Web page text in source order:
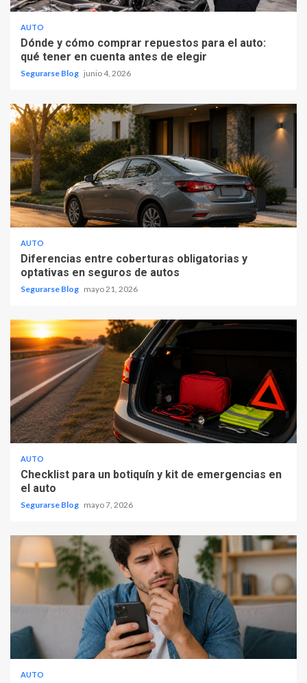
AUTO
Dónde y cómo comprar repuestos para el auto:
qué tener en cuenta antes de elegir
Segurarse Blog junio 4, 2026
AUTO
Diferencias entre coberturas obligatorias y
optativas en seguros de autos
Segurarse Blog mayo 21, 2026
AUTO
Checklist para un botiquín y kit de emergencias en
el auto
Segurarse Blog mayo 7, 2026
AUTO